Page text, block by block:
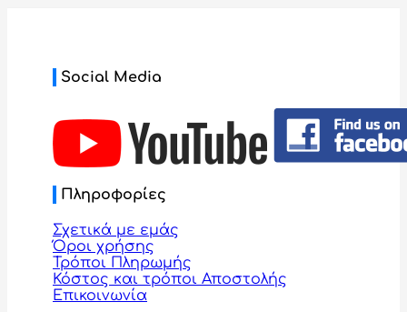
Social Media
Πληροφορίες
Σχετικά με εμάς
Όροι χρήσης
Τρόποι Πληρωμής
Κόστος και τρόποι Αποστολής
Επικοινωνία